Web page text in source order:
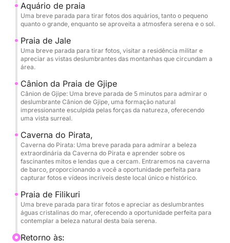
nadar, mergulhar com snorkel e relaxar nas águas
mais cristalinas, com pausas memoráveis em Crystal
Alevra. Máscaras de mergulho e água mineral são
fornecidas, para que você possa simplesmente
chegar pronto para aproveitar.
Um dos momentos mais exclusivos do passeio é a
entrada nas Grutas Gêmeas de São Teodoro e na
lendária Gruta dos Piratas de barco, deslizando por
essas câmaras naturais para vivenciar sua
grandiosidade, cor e atmosfera a partir da própria
água. É uma perspectiva rara que transforma o
litoral em algo cinematográfico e inesquecível.
Traga seu protetor solar, chapéu e toalha, e deixe a
Riviera fazer o resto. Esta é uma escapada de luxo
curta no mar: descomplicada, deslumbrante e
pensada para a pura felicidade do verão.
Aquário de praia
Uma breve parada para tirar fotos dos aquários, tanto o pequeno
quanto o grande, enquanto se aproveita a atmosfera serena e o sol.
Praia de Jale
Uma breve parada para tirar fotos, visitar a residência militar e
apreciar as vistas deslumbrantes das montanhas que circundam a
área.
Cânion da Praia de Gjipe
Cânion de Gjipe: Uma breve parada de 5 minutos para admirar o
deslumbrante Cânion de Gjipe, uma formação natural
impressionante esculpida pelas forças da natureza, oferecendo
uma vista surreal.
Caverna do Pirata,
Caverna do Pirata: Uma breve parada para admirar a beleza
extraordinária da Caverna do Pirata e aprender sobre os
fascinantes mitos e lendas que a cercam. Entraremos na caverna
de barco, proporcionando a você a oportunidade perfeita para
capturar fotos e vídeos incríveis deste local único e histórico.
Praia de Filikuri
Uma breve parada para tirar fotos e apreciar as deslumbrantes
águas cristalinas do mar, oferecendo a oportunidade perfeita para
contemplar a beleza natural desta baía serena.
Retorno às: